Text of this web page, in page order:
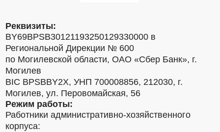
Реквизиты:
BY69BPSB30121193250129330000 в
Региональной Дирекции № 600
по Могилевской области, ОАО «Сбер Банк», г.
Могилев
BIC BPSBBY2X, УНП 700008856, 212030, г.
Могилев, ул. Перовомайская, 56
Режим работы:
Работники административно-хозяйственного
корпуса: